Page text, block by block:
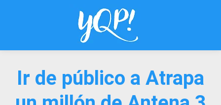
Ir de público a Atrapa